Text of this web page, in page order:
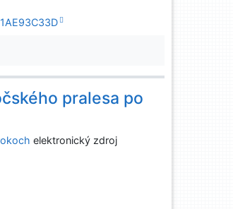
pralesa po
elektronický zdroj